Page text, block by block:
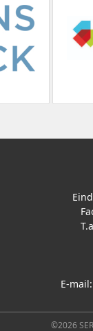
E-mail:
©2026